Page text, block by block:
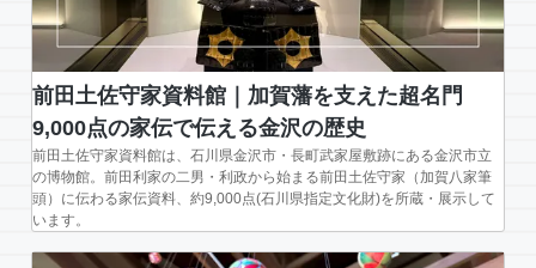
前田土佐守家資料館｜加賀藩を支えた超名門
9,000点の家伝で伝える金沢の歴史
前田土佐守家資料館は、石川県金沢市・長町武家屋敷跡にある金沢市立
の博物館。前田利家の二男・利政から始まる前田土佐守家（加賀八家筆
頭）に伝わる家伝資料、約9,000点(石川県指定文化財)を所蔵・展示して
います。